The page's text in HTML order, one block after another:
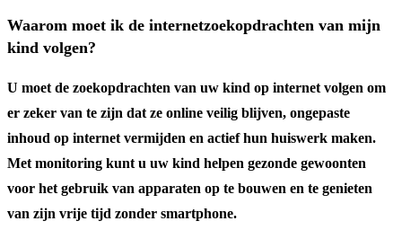
Waarom moet ik de internetzoekopdrachten van mijn
kind volgen?
U moet de zoekopdrachten van uw kind op internet volgen om
er zeker van te zijn dat ze online veilig blijven, ongepaste
inhoud op internet vermijden en actief hun huiswerk maken.
Met monitoring kunt u uw kind helpen gezonde gewoonten
voor het gebruik van apparaten op te bouwen en te genieten
van zijn vrije tijd zonder smartphone.